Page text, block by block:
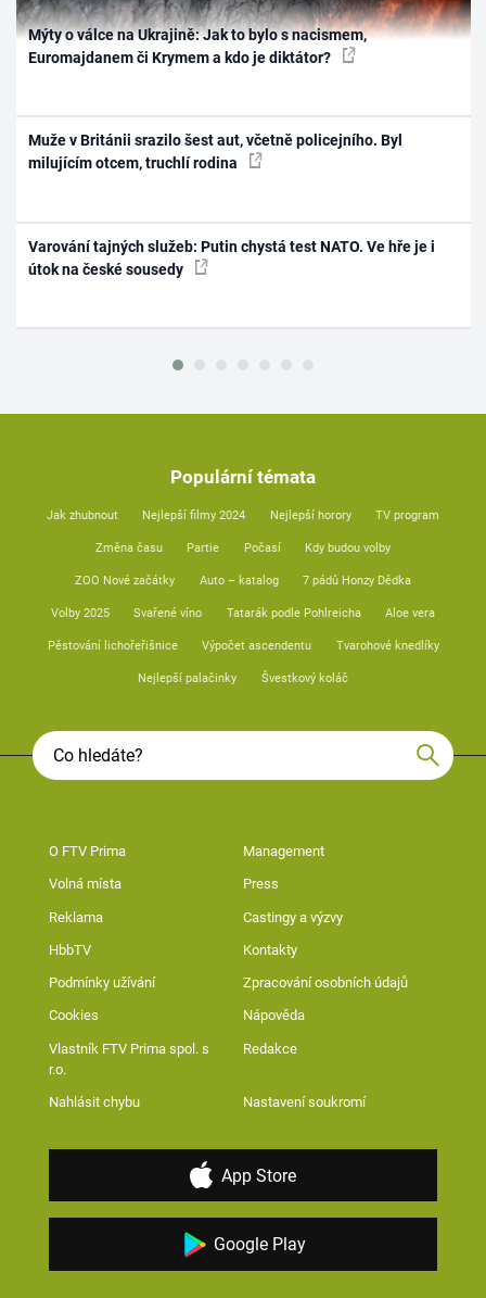
Mýty o válce na Ukrajině: Jak to bylo s nacismem,
Euromajdanem či Krymem a kdo je diktátor?
Muže v Británii srazilo šest aut, včetně policejního. Byl
milujícím otcem, truchlí rodina
Varování tajných služeb: Putin chystá test NATO. Ve hře je i
útok na české sousedy
Populární témata
Jak zhubnout Nejlepší filmy 2024 Nejlepší horory TV program
Změna času Partie Počasí Kdy budou volby
ZOO Nové začátky Auto – katalog 7 pádů Honzy Dědka
Volby 2025 Svařené víno Tatarák podle Pohlreicha Aloe vera
Pěstování lichořeřišnice Výpočet ascendentu Tvarohové knedlíky
Nejlepší palačinky Švestkový koláč
O FTV Prima Management
Volná místa Press
Reklama Castingy a výzvy
HbbTV Kontakty
Podmínky užívání Zpracování osobních údajů
Cookies Nápověda
Vlastník FTV Prima spol. s
r.o.
Redakce
Nahlásit chybu Nastavení soukromí
App Store
Google Play